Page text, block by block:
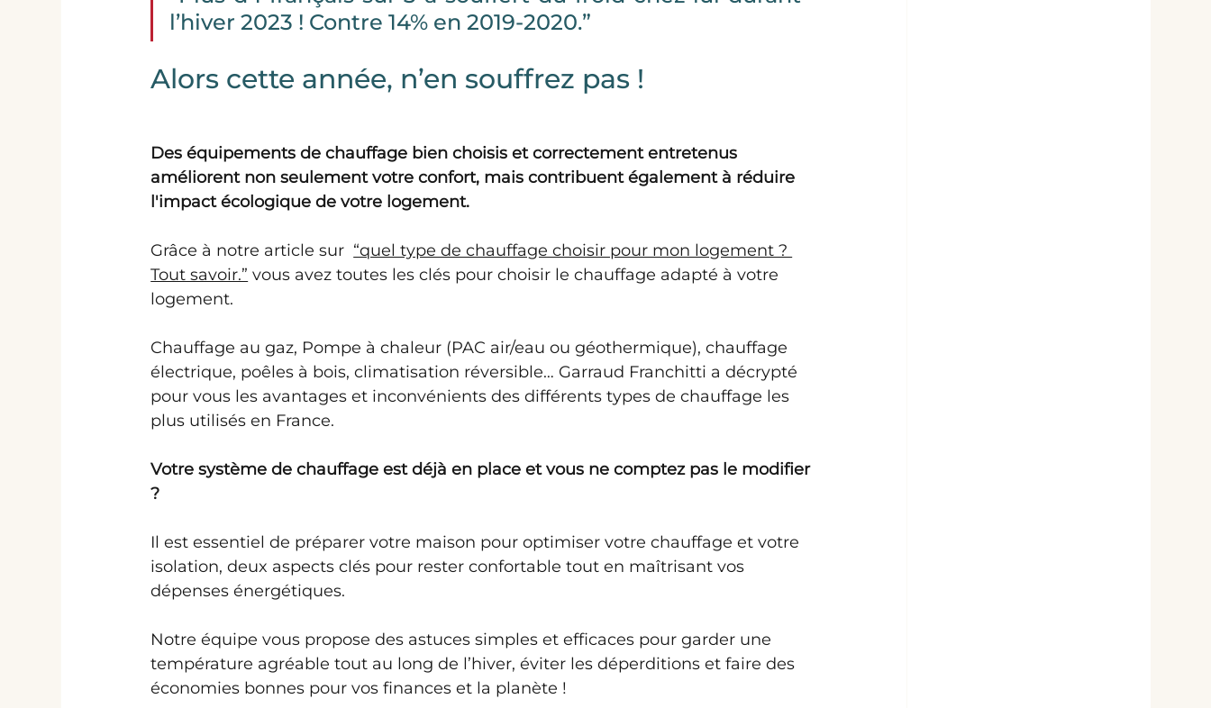
l’hiver 2023 ! Contre 14% en 2019-2020.”
Alors cette année, n’en souffrez pas !
Des équipements de chauffage bien choisis et correctement entretenus
améliorent non seulement votre confort, mais contribuent également à réduire
l'impact écologique de votre logement.
Grâce à notre article sur “quel type de chauffage choisir pour mon logement ?
Tout savoir.” vous avez toutes les clés pour choisir le chauffage adapté à votre
logement.
Chauffage au gaz, Pompe à chaleur (PAC air/eau ou géothermique), chauffage
électrique, poêles à bois, climatisation réversible… Garraud Franchitti a décrypté
pour vous les avantages et inconvénients des différents types de chauffage les
plus utilisés en France.
Votre système de chauffage est déjà en place et vous ne comptez pas le modifier
?
Il est essentiel de préparer votre maison pour optimiser votre chauffage et votre
isolation, deux aspects clés pour rester confortable tout en maîtrisant vos
dépenses énergétiques.
Notre équipe vous propose des astuces simples et efficaces pour garder une
température agréable tout au long de l’hiver, éviter les déperditions et faire des
économies bonnes pour vos finances et la planète !